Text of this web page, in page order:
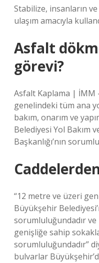
Stabilize, insanların
ulaşım amacıyla
Asfalt
görevi?
Asfalt Kaplama | İMM
genelindeki tüm ana
bakım, onarım ve
Belediyesi Yol Bakım
Başkanlığı’nın
“12 metre ve üzeri
Büyükşehir
sorumluluğundadır
genişliğe sahip
sorumluluğundadır”
bulvarlar